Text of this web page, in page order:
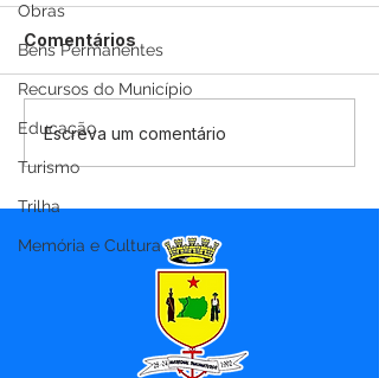
Obras
Bens Permanentes
Recursos do Município
Educação
Turismo
Trilha
Memória e Cultura
Prefeitura de Marechal
Thaumaturgo melhora
Maritó
Comentários
Escreva um comentário